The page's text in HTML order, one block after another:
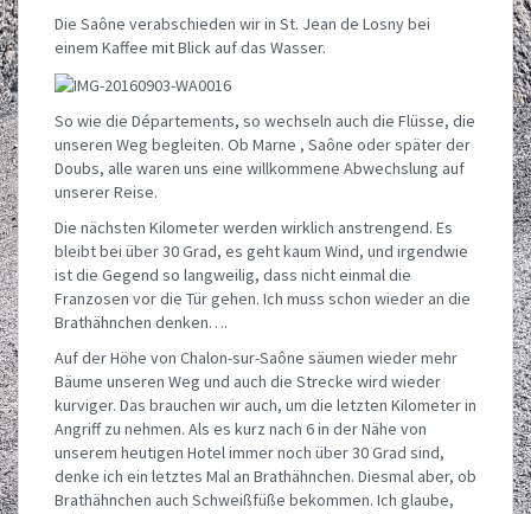
Die Saône verabschieden wir in St. Jean de Losny bei
einem Kaffee mit Blick auf das Wasser.
So wie die Départements, so wechseln auch die Flüsse, die
unseren Weg begleiten. Ob Marne , Saône oder später der
Doubs, alle waren uns eine willkommene Abwechslung auf
unserer Reise.
Die nächsten Kilometer werden wirklich anstrengend. Es
bleibt bei über 30 Grad, es geht kaum Wind, und irgendwie
ist die Gegend so langweilig, dass nicht einmal die
Franzosen vor die Tür gehen. Ich muss schon wieder an die
Brathähnchen denken….
Auf der Höhe von Chalon-sur-Saône säumen wieder mehr
Bäume unseren Weg und auch die Strecke wird wieder
kurviger. Das brauchen wir auch, um die letzten Kilometer in
Angriff zu nehmen. Als es kurz nach 6 in der Nähe von
unserem heutigen Hotel immer noch über 30 Grad sind,
denke ich ein letztes Mal an Brathähnchen. Diesmal aber, ob
Brathähnchen auch Schweißfüße bekommen. Ich glaube,